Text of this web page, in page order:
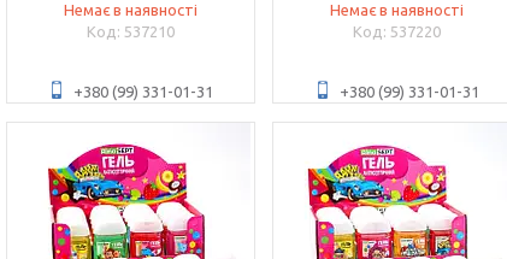
Немає в наявності
537210
+380 (99) 331-01-31
Немає в наявності
537220
+380 (99) 331-01-31